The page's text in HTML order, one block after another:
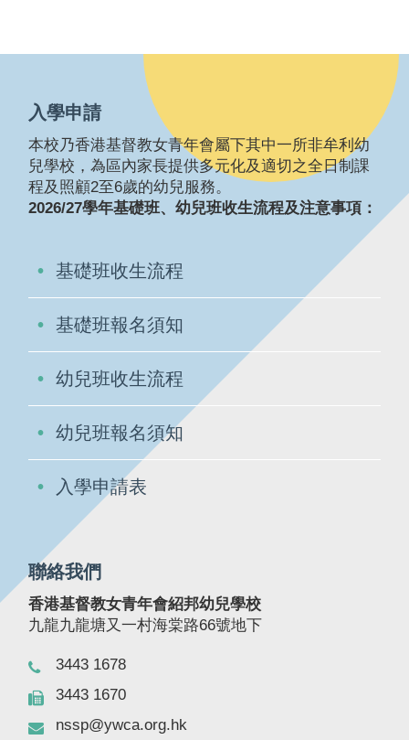
入學申請
本校乃香港基督教女青年會屬下其中一所非牟利幼
兒學校，為區內家長提供多元化及適切之全日制課
程及照顧2至6歲的幼兒服務。
2026/27學年基礎班、幼兒班收生流程及注意事項：
基礎班收生流程
基礎班報名須知
幼兒班收生流程
幼兒班報名須知
入學申請表
聯絡我們
香港基督教女青年會紹邦幼兒學校
九龍九龍塘又一村海棠路66號地下
3443 1678
3443 1670
nssp@ywca.org.hk